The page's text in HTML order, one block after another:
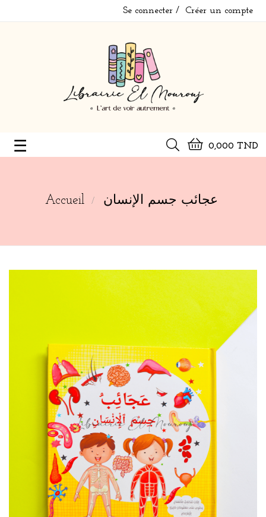
Se connecter Créer un compte
0,000 TND
Basculer
☰
Accueil عجائب جسم الإنسان